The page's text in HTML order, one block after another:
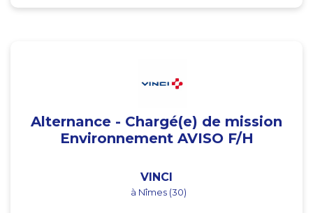
Alternance - Chargé(e) de mission
Environnement AVISO F/H
VINCI
à Nîmes (30)